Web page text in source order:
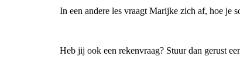
In een andere les vraagt Marijke zich af, hoe je
Heb jij ook een rekenvraag? Stuur dan gerust